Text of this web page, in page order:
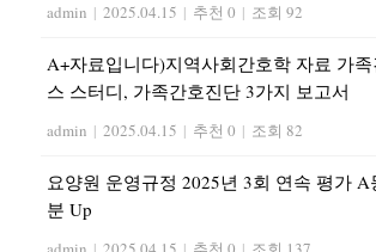
admin | 2025.04.15 | 추천 0 | 조회 92
A+자료입니다)지역사회간호학 자료 가
스 스터디, 가족간호진단 3가지 보고서
admin | 2025.04.15 | 추천 0 | 조회 82
요양원 운영규정 2025년 3회 연속 평가
분 Up